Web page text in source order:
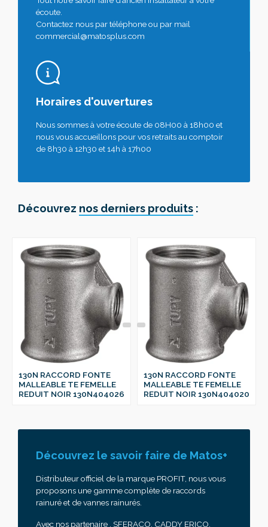
écoute.
Contactez nous par téléphone ou par mail
commercial@matosplus.com
Horaires d'ouvertures
Nous sommes à votre écoute de 08H00 à 18h00 et
nous vous accueillons pour vos retraits au comptoir
de 8h30 à 12h30 et 14h à 17h00
Découvrez nos derniers produits :
130N RACCORD FONTE
MALLEABLE TE FEMELLE
REDUIT NOIR 130N404026
130N RACCORD FONTE
MALLEABLE TE FEMELLE
REDUIT NOIR 130N404020
Découvrez le savoir faire de Matos+
Distributeur officiel de la marque PROFIT, nous vous
proposons une gamme complète de raccords
rainuré et de vannes rainurés.
Avec nos partenaire , SFERACO, CADDY ERICO,